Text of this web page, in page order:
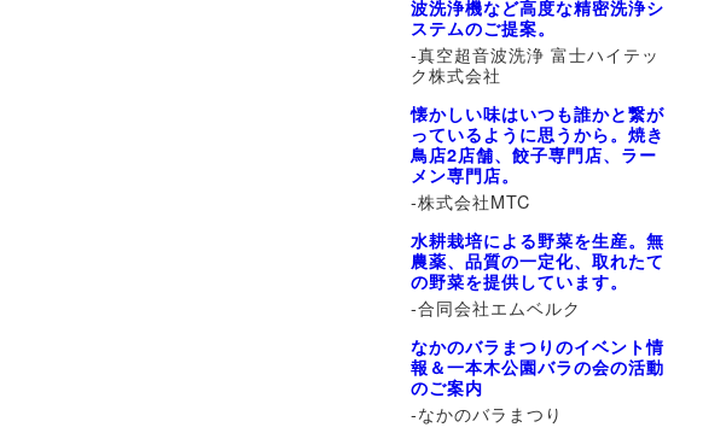
波洗浄機など高度な精密洗浄シ
ステムのご提案。
-真空超音波洗浄 富士ハイテッ
ク株式会社
懐かしい味はいつも誰かと繋が
っているように思うから。焼き
鳥店2店舗、餃子専門店、ラー
メン専門店。
-株式会社MTC
水耕栽培による野菜を生産。無
農薬、品質の一定化、取れたて
の野菜を提供しています。
-合同会社エムベルク
なかのバラまつりのイベント情
報＆一本木公園バラの会の活動
のご案内
-なかのバラまつり